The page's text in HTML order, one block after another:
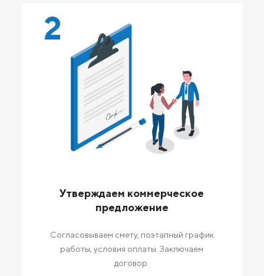
2
Утверждаем коммерческое
предложение
Согласовываем смету, поэтапный график
работы, условия оплаты. Заключаем
договор.